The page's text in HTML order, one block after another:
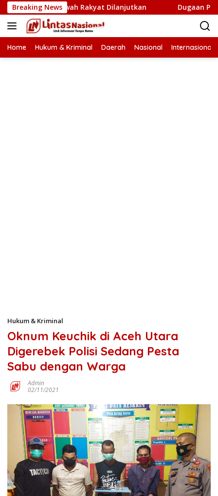
Langsung
ke
konten
Breaking News
Sawah Rakyat Dilanjutkan Dugaan Proyek
Home Hukum & Kriminal Daerah Nasional Internasional
Hukum & Kriminal
Oknum Keuchik di Aceh Utara
Digerebek Polisi Sedang Pesta
Sabu dengan Warga
Admin
02/11/2021